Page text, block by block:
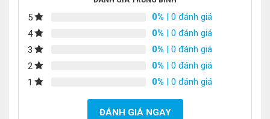
5 0% | 0 đánh giá
4
0% | 0 đánh giá
3
0% | 0 đánh giá
2
0% | 0 đánh giá
1
0% | 0 đánh giá
ĐÁNH GIÁ NGAY